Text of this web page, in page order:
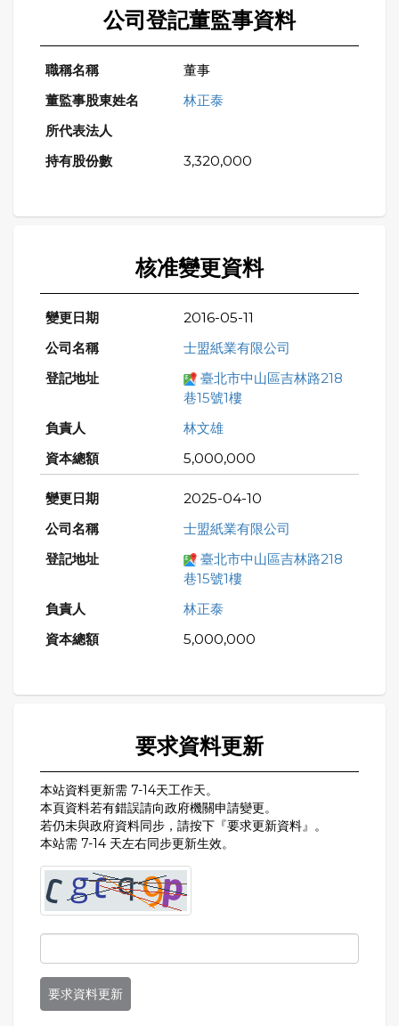
公司登記董監事資料
董事
林正泰
3,320,000
核准變更資料
2016-05-11
士盟紙業有限公司
臺北市中山區吉林路218
巷15號1樓
林文雄
5,000,000
2025-04-10
士盟紙業有限公司
臺北市中山區吉林路218
巷15號1樓
林正泰
5,000,000
要求資料更新
本站資料更新需 7-14天工作天。
本頁資料若有錯誤請向政府機關申請變更。
若仍未與政府資料同步，請按下『要求更新資料』。
本站需 7-14 天左右同步更新生效。
要求資料更新